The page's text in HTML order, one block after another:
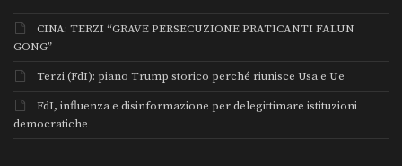
CINA: TERZI “GRAVE PERSECUZIONE PRATICANTI FALUN
GONG”
Terzi (FdI): piano Trump storico perché riunisce Usa e Ue
FdI, influenza e disinformazione per delegittimare istituzioni
democratiche